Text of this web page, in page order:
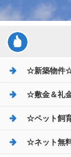
☆新築物件
☆敷金＆礼
☆ペット飼
☆ネット無